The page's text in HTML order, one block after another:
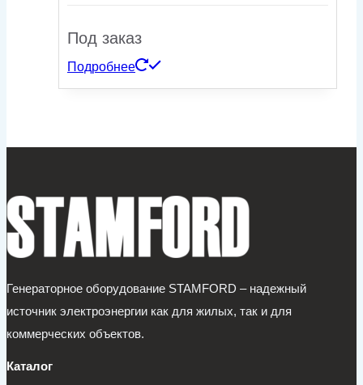
Под заказ
Подробнее
Генераторное оборудование STAMFORD – надежный
источник электроэнергии как для жилых, так и для
коммерческих объектов.
Каталог